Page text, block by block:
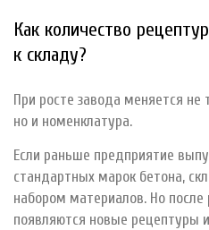
Как количество
к складу?
При росте завода меняется не
но и номенклатура.
Если раньше предприятие
стандартных марок бетона,
набором материалов. Но
появляются новые рецептуры